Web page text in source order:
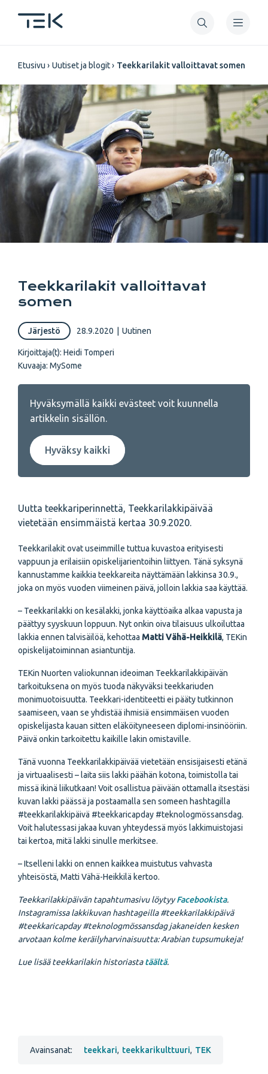
pääsisältöön
Murupolku
Etusivu Uutiset ja blogit Teekkarilakit valloittavat somen
Teekkarilakit valloittavat
somen
Järjestö 28.9.2020 Uutinen
Kirjoittaja(t): Heidi Tomperi
Kuvaaja: MySome
Hyväksymällä kaikki evästeet voit kuunnella
artikkelin sisällön.
Hyväksy kaikki
Uutta teekkariperinnettä, Teekkarilakkipäivää
vietetään ensimmäistä kertaa 30.9.2020.
Teekkarilakit ovat useimmille tuttua kuvastoa erityisesti
vappuun ja erilaisiin opiskelijarientoihin liittyen. Tänä syksynä
kannustamme kaikkia teekkareita näyttämään lakkinsa 30.9.,
joka on myös vuoden viimeinen päivä, jolloin lakkia saa käyttää.
– Teekkarilakki on kesälakki, jonka käyttöaika alkaa vapusta ja
päättyy syyskuun loppuun. Nyt onkin oiva tilaisuus ulkoiluttaa
lakkia ennen talvisäilöä, kehottaa Matti Vähä-Heikkilä, TEKin
opiskelijatoiminnan asiantuntija.
TEKin Nuorten valiokunnan ideoiman Teekkarilakkipäivän
tarkoituksena on myös tuoda näkyväksi teekkariuden
monimuotoisuutta. Teekkari-identiteetti ei pääty tutkinnon
saamiseen, vaan se yhdistää ihmisiä ensimmäisen vuoden
opiskelijasta kauan sitten eläköityneeseen diplomi-insinööriin.
Päivä onkin tarkoitettu kaikille lakin omistaville.
Tänä vuonna Teekkarilakkipäivää vietetään ensisijaisesti etänä
ja virtuaalisesti – laita siis lakki päähän kotona, toimistolla tai
missä ikinä liikutkaan! Voit osallistua päivään ottamalla itsestäsi
kuvan lakki päässä ja postaamalla sen someen hashtagilla
#teekkarilakkipäivä #teekkaricapday #teknologmössansdag.
Voit halutessasi jakaa kuvan yhteydessä myös lakkimuistojasi
tai kertoa, mitä lakki sinulle merkitsee.
– Itselleni lakki on ennen kaikkea muistutus vahvasta
yhteisöstä, Matti Vähä-Heikkilä kertoo.
Teekkarilakkipäivän tapahtumasivu löytyyFacebookista.
Instagramissa lakkikuvan hashtageilla #teekkarilakkipäivä
#teekkaricapday #teknologmössansdag jakaneiden kesken
arvotaan kolme keräilyharvinaisuutta: Arabian tupsumukeja!
Lue lisää teekkarilakin historiastatäältä.
Avainsanat: teekkari, teekkarikulttuuri, TEK